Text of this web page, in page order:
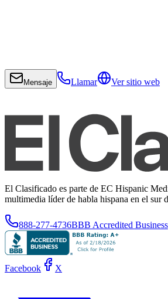
Mensaje Llamar Ver sitio web
El Clasificado es parte de EC Hispanic
multimedia líder de habla hispana en el sur
888-277-4736BBB Accredited Business
Facebook X